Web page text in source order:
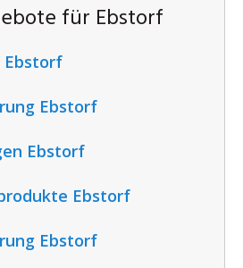
für Ebstorf
Ebstorf
Ebstorf
Ebstorf
Ebstorf
Ebstorf